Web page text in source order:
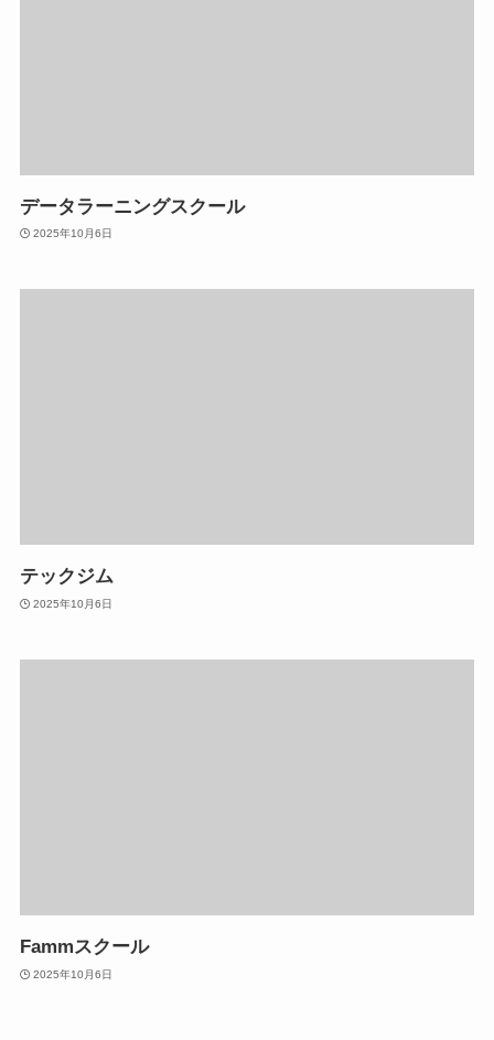
データラーニングスクール
2025年10月6日
テックジム
2025年10月6日
Fammスクール
2025年10月6日